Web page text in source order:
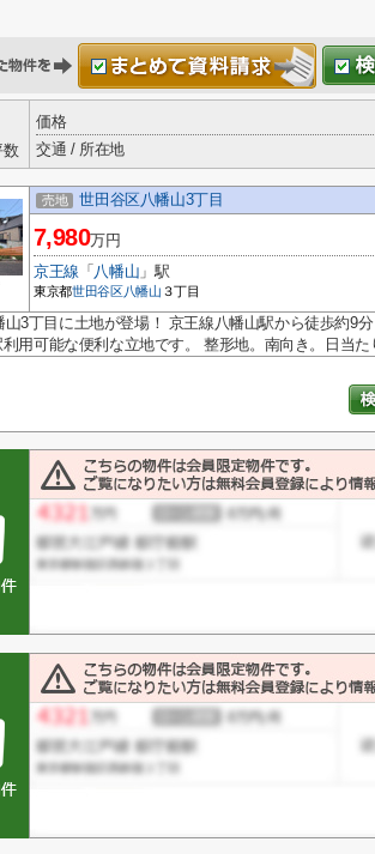
数
価格
交通 / 所在地
売地 世田谷区八幡山3丁目
7,980万円
京王線 「 八幡山 」駅
東京都世田谷区八幡山 ３丁目
山3丁目に土地が登場！ 京王線八幡山駅から徒歩約9
用可能な便利な立地です。 整形地。南向き。日当た